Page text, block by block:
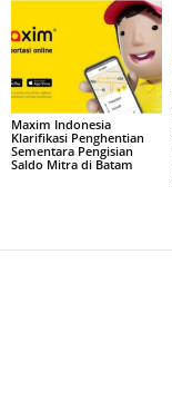
Maxim Indonesia
Klarifikasi Penghentian
Sementara Pengisian
Saldo Mitra di Batam